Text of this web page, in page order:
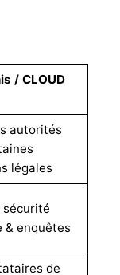
/ CLOUD
autorités
légales
sécurité
& enquêtes
de